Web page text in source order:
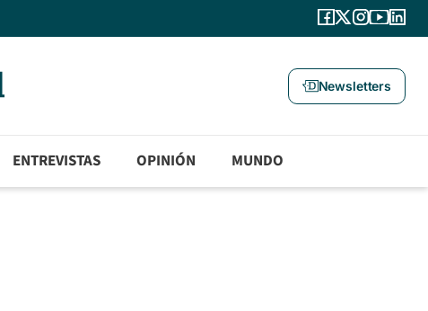
Newsletters
ENTREVISTAS OPINIÓN MUNDO